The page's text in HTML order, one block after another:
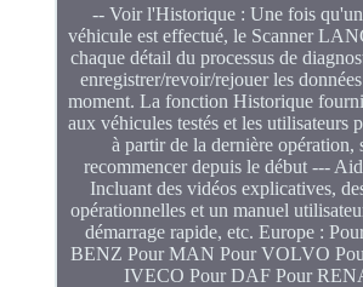
-- Voir l'Historique : Une fois
véhicule est effectué, le Scanner
chaque détail du processus de
enregistrer/revoir/rejouer les
moment. La fonction Historique
aux véhicules testés et les utilisateurs
à partir de la dernière opération,
recommencer depuis le début ---
Incluant des vidéos explicatives,
opérationnelles et un manuel
démarrage rapide, etc. Europe :
BENZ Pour MAN Pour VOLVO
IVECO Pour DAF Pour